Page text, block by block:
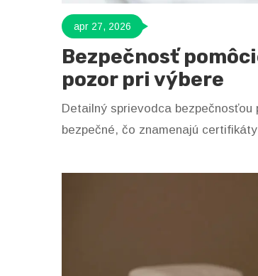
apr 27, 2026
Bezpečnosť
pozor pri výbere
Detailný sprievodca
bezpečné, čo znamenajú